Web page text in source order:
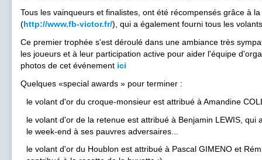
Tous les vainqueurs et finalistes, ont été récompensés grâce à
(http://www.fb-victor.fr/), qui a également fourni tous les
Ce premier trophée s'est déroulé dans une ambiance très
les joueurs et à leur participation active pour aider l'équipe
photos de cet événement ici
Quelques «special awards » pour terminer :
le volant d'or du croque-monsieur est attribué à Amandine
le volant d'or de la retenue est attribué à Benjamin LEWIS, qui
le week-end à ses pauvres adversaires...
le volant d'or du Houblon est attribué à Pascal GIMENO et